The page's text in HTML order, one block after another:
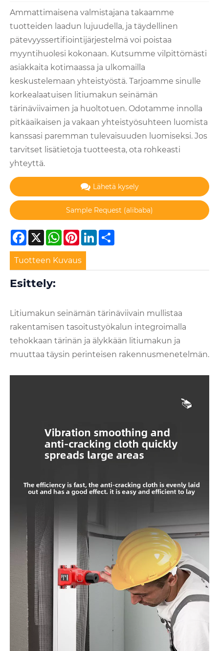
Ammattimaisena valmistajana takaamme
tuotteiden laadun lujuudella, ja täydellinen
pätevyyssertifiointijärjestelmä voi poistaa
myyntihuolesi kokonaan. Kutsumme vilpittömästi
asiakkaita kotimaassa ja ulkomailla
keskustelemaan yhteistyöstä. Tarjoamme sinulle
korkealaatuisen litiumakun seinämän
tärinäviivaimen ja huoltotuen. Odotamme innolla
pitkäaikaisen ja vakaan yhteistyösuhteen luomista
kanssasi paremman tulevaisuuden luomiseksi. Jos
tarvitset lisätietoja tuotteesta, ota rohkeasti
yhteyttä.
Lähetä kysely
Facebook
X WhatsApp
Pinterest
LinkedIn
Tuotteen Kuvaus
Esittely:
Litiumakun seinämän tärinäviivain mullistaa
rakentamisen tasoitustyökalun integroimalla
tehokkaan tärinän ja älykkään litiumakun ja
muuttaa täysin perinteisen rakennusmenetelmän.